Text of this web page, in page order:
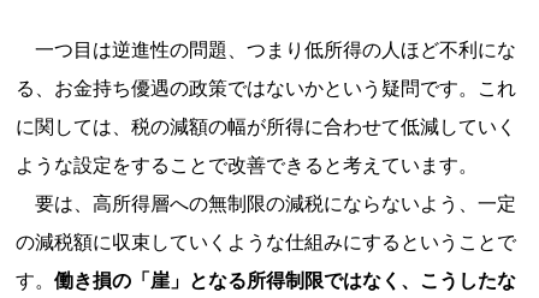
一つ目は逆進性の問題、つまり低所得の人ほど不利にな
る、お金持ち優遇の政策ではないかという疑問です。これ
に関しては、税の減額の幅が所得に合わせて低減していく
ような設定をすることで改善できると考えています。
要は、高所得層への無制限の減税にならないよう、一定
の減税額に収束していくような仕組みにするということで
す。働き損の「崖」となる所得制限ではなく、こうしたな